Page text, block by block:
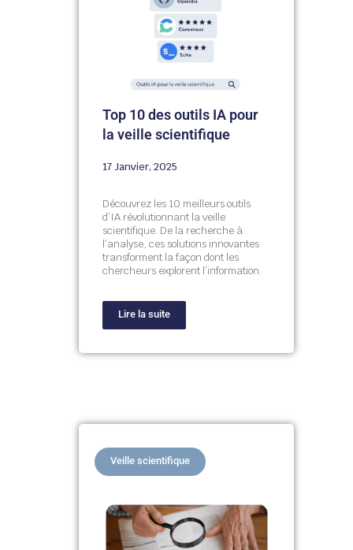
Top 10 des outils IA pour
la veille scientifique
17 Janvier, 2025
Découvrez les 10 meilleurs outils
d’IA révolutionnant la veille
scientifique. De la recherche à
l’analyse, ces solutions innovantes
transforment la façon dont les
chercheurs explorent l’information.
Lire la suite
Veille scientifique